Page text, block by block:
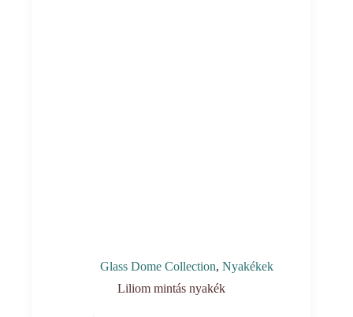
Glass Dome Collection,Nyakékek
Liliom mintás nyakék